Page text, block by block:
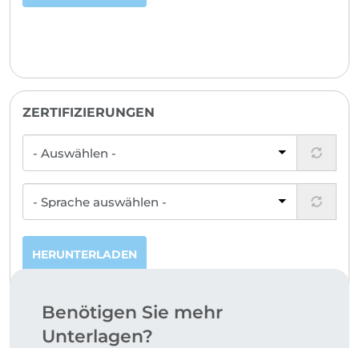
ZERTIFIZIERUNGEN
HERUNTERLADEN
Benötigen Sie mehr
Unterlagen?